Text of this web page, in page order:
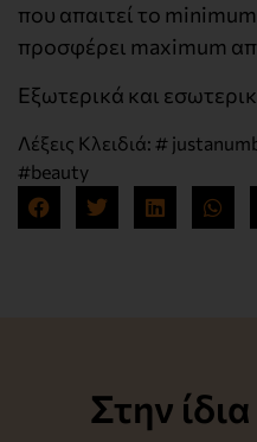
που απαιτεί το
προσφέρει maximum
Εξωτερικά και
Λέξεις Κλειδιά: #
#beauty
Στην